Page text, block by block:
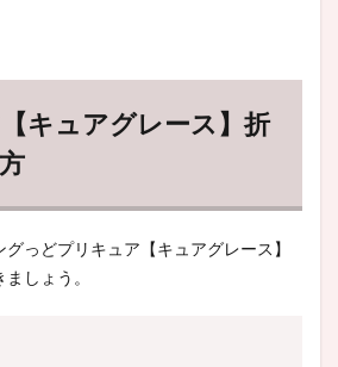
キュアグレース】折
っどプリキュア【キュアグレース】
しょう。